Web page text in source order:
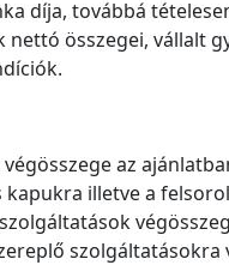
díja, továbbá
nettó összegei, vállalt
az
kapukra illetve a
szolgáltatásokra